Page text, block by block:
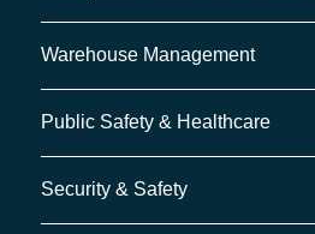
Warehouse Management
Public Safety & Healthcare
Security & Safety